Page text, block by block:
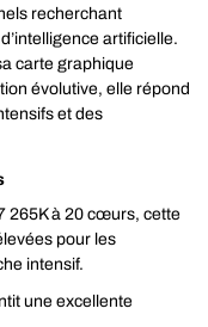
recherchant
artificielle.
carte graphique
évolutive, elle répond
et des
265K à 20 cœurs, cette
pour les
intensif.
une excellente